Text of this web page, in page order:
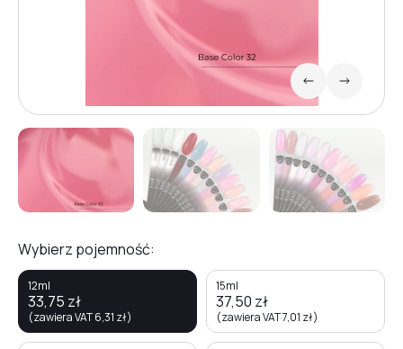
Wybierz pojemność:
12ml
33,75 zł
(zawiera VAT6,31 zł)
15ml
37,50 zł
(zawiera VAT7,01 zł)